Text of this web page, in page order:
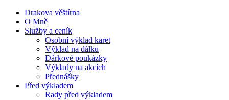
Drakova věštírna
O Mně
Služby a ceník
Osobní výklad karet
Výklad na dálku
Dárkové poukázky
Výklady na akcích
Přednášky
Před výkladem
Rady před výkladem